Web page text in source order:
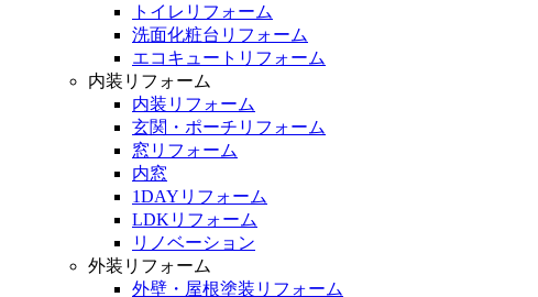
トイレリフォーム
洗面化粧台リフォーム
エコキュートリフォーム
内装リフォーム
内装リフォーム
玄関・ポーチリフォーム
窓リフォーム
内窓
1DAYリフォーム
LDKリフォーム
リノベーション
外装リフォーム
外壁・屋根塗装リフォーム